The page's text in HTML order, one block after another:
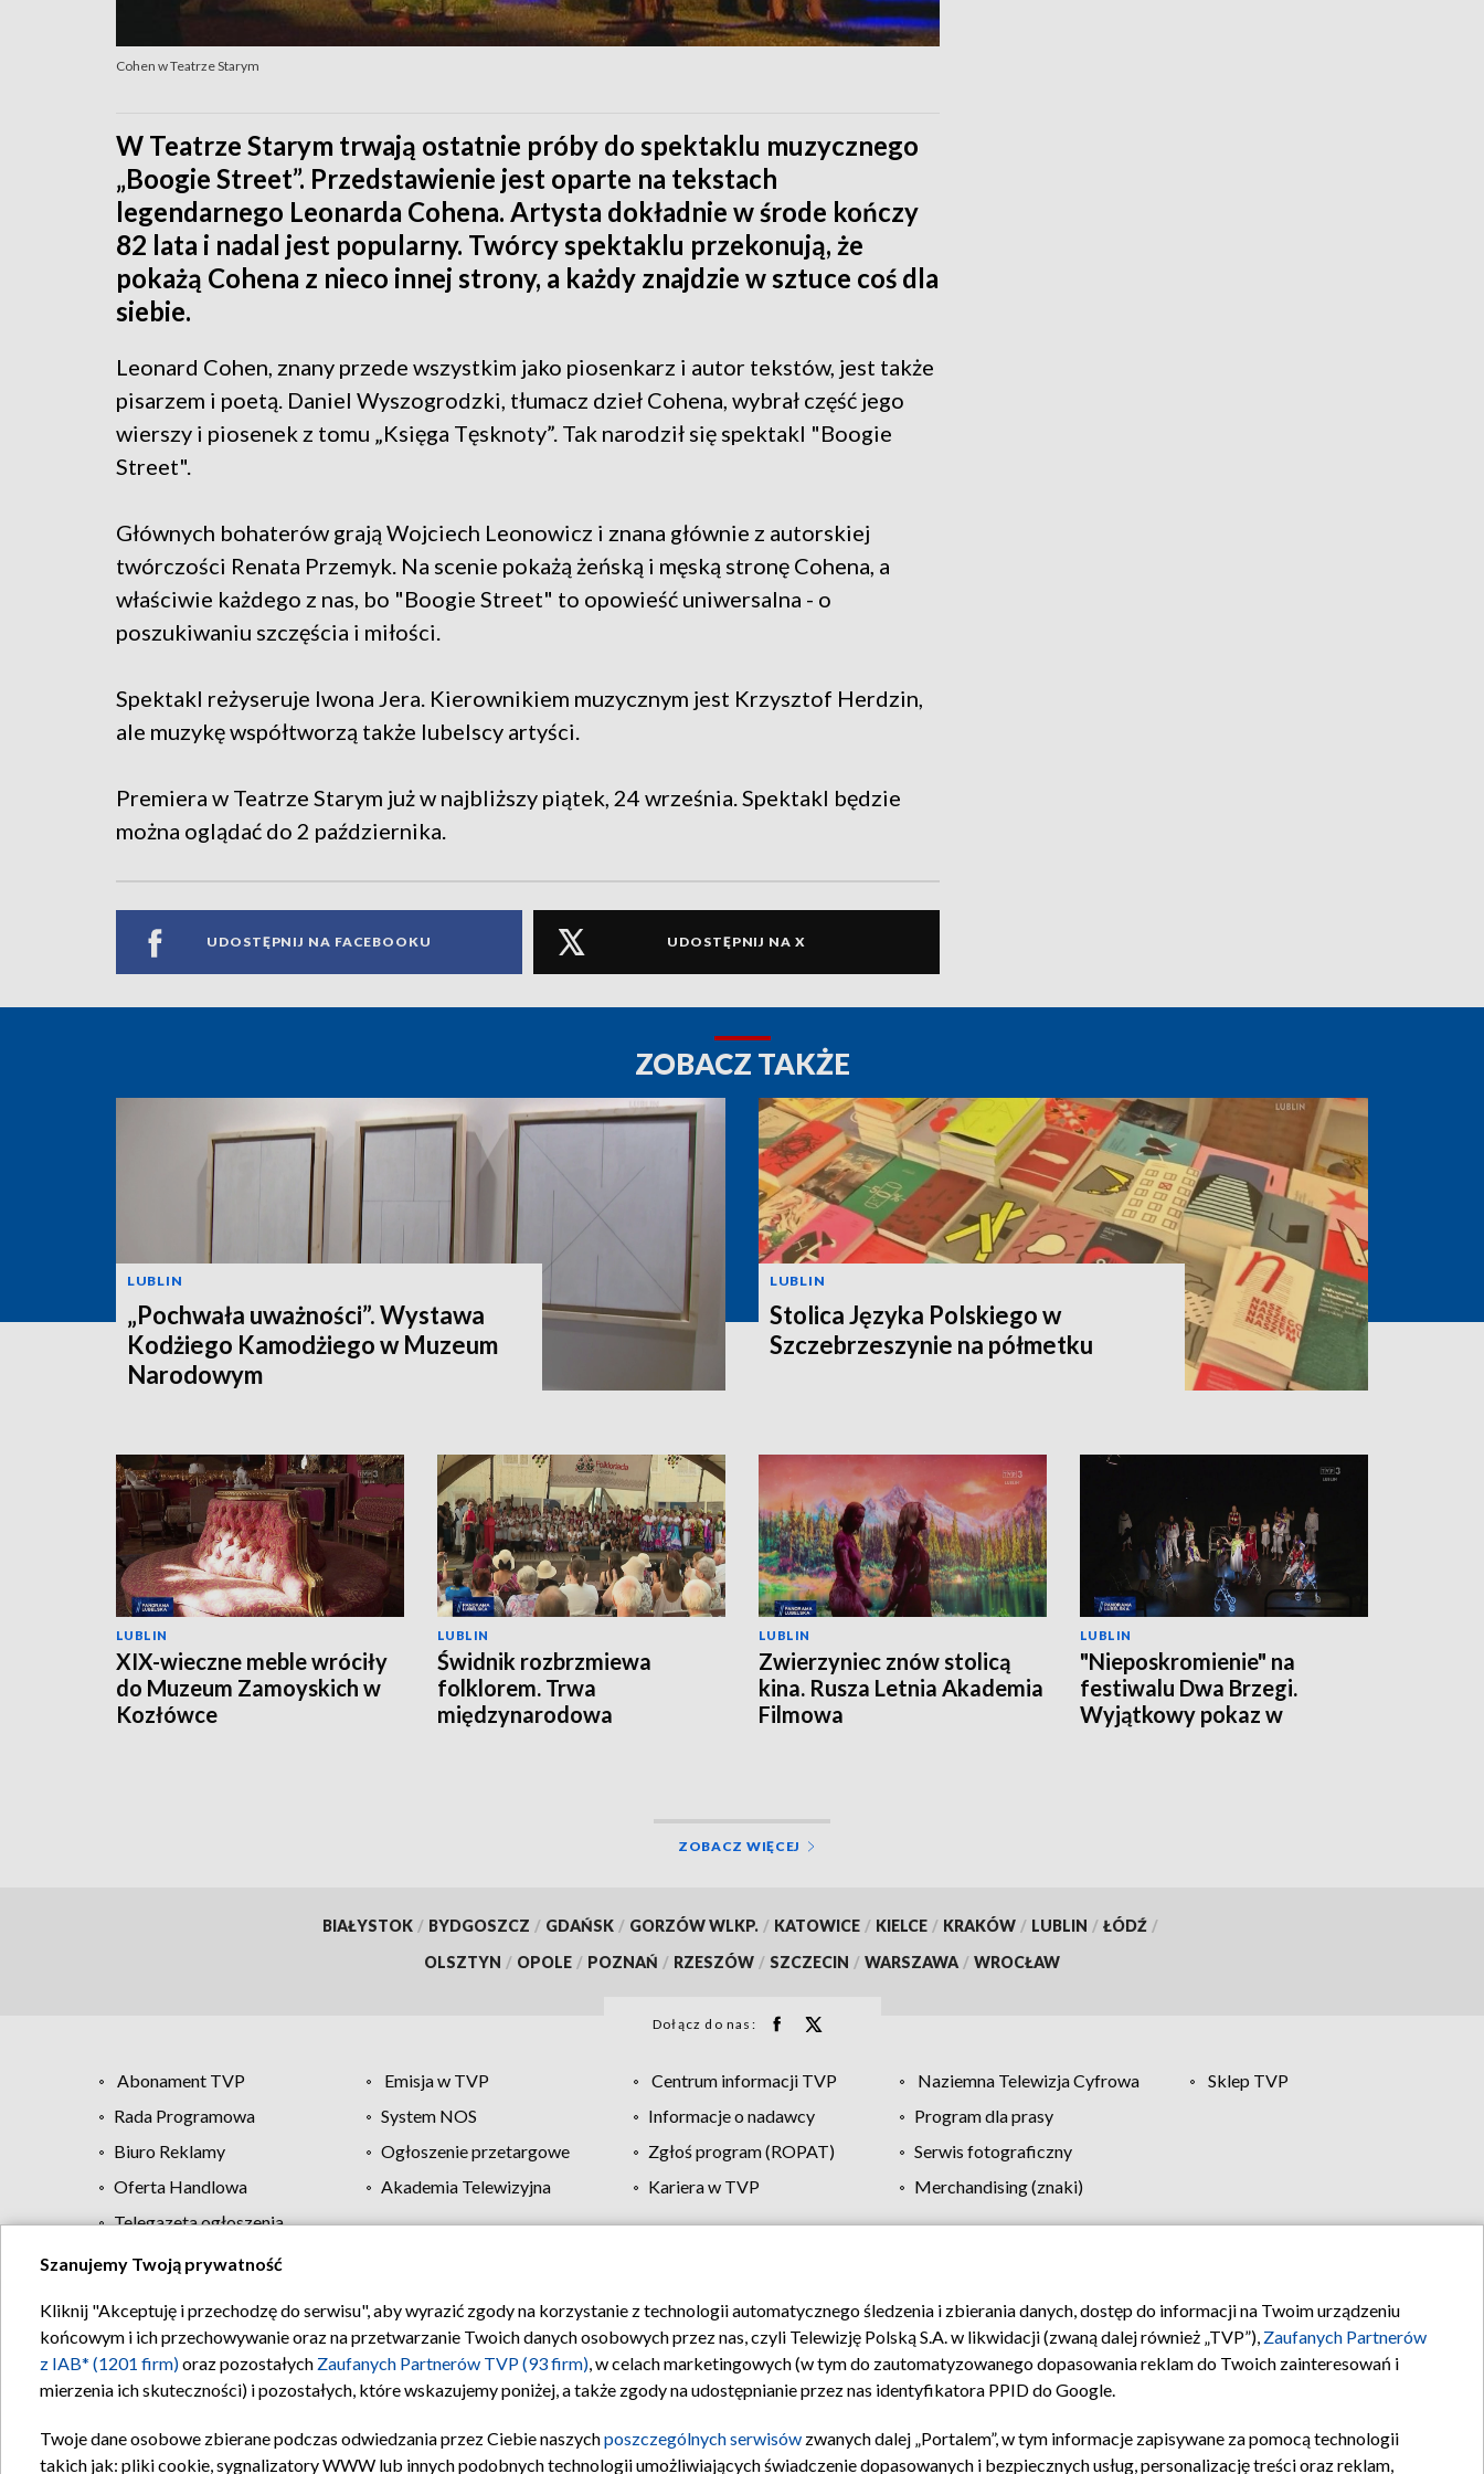
Cohen w Teatrze Starym
W Teatrze Starym trwają ostatnie próby do spektaklu muzycznego
„Boogie Street”. Przedstawienie jest oparte na tekstach
legendarnego Leonarda Cohena. Artysta dokładnie w środe kończy
82 lata i nadal jest popularny. Twórcy spektaklu przekonują, że
pokażą Cohena z nieco innej strony, a każdy znajdzie w sztuce coś dla
siebie.
Leonard Cohen, znany przede wszystkim jako piosenkarz i autor tekstów, jest także
pisarzem i poetą. Daniel Wyszogrodzki, tłumacz dzieł Cohena, wybrał część jego
wierszy i piosenek z tomu „Księga Tęsknoty”. Tak narodził się spektakl "Boogie
Street".
Głównych bohaterów grają Wojciech Leonowicz i znana głównie z autorskiej
twórczości Renata Przemyk. Na scenie pokażą żeńską i męską stronę Cohena, a
właściwie każdego z nas, bo "Boogie Street" to opowieść uniwersalna - o
poszukiwaniu szczęścia i miłości.
Spektakl reżyseruje Iwona Jera. Kierownikiem muzycznym jest Krzysztof Herdzin,
ale muzykę współtworzą także lubelscy artyści.
Premiera w Teatrze Starym już w najbliższy piątek, 24 września. Spektakl będzie
można oglądać do 2 października.
UDOSTĘPNIJ NA FACEBOOKU UDOSTĘPNIJ NA X
ZOBACZ TAKŻE
LUBLIN
„Pochwała uważności”. Wystawa
Kodżiego Kamodżiego w Muzeum
Narodowym
LUBLIN
Stolica Języka Polskiego w
Szczebrzeszynie na półmetku
LUBLIN
XIX-wieczne meble wróciły
do Muzeum Zamoyskich w
Kozłówce
LUBLIN
Świdnik rozbrzmiewa
folklorem. Trwa
międzynarodowa
LUBLIN
Zwierzyniec znów stolicą
kina. Rusza Letnia Akademia
Filmowa
LUBLIN
"Nieposkromienie" na
festiwalu Dwa Brzegi.
Wyjątkowy pokaz w
ZOBACZ WIĘCEJ
BIAŁYSTOK / BYDGOSZCZ / GDAŃSK / GORZÓW WLKP. / KATOWICE / KIELCE / KRAKÓW / LUBLIN / ŁÓDŹ /
OLSZTYN / OPOLE / POZNAŃ / RZESZÓW / SZCZECIN / WARSZAWA / WROCŁAW
Dołącz do nas:
Abonament TVP Emisja w TVP Centrum informacji TVP Naziemna Telewizja Cyfrowa
Sklep TVP
Rada Programowa
System NOS Informacje o nadawcy
Program dla prasy
Biuro Reklamy
Ogłoszenie przetargowe Zgłoś program (ROPAT)
Serwis fotograficzny
Oferta Handlowa
Akademia Telewizyjna Kariera w TVP
Merchandising (znaki)
Telegazeta ogłoszenia
Regulamin TVP Polityka prywatności Moje zgody Pomoc Biuro reklamy Kontakt
Szanujemy Twoją prywatność
Kliknij "Akceptuję i przechodzę do serwisu", aby wyrazić zgody na korzystanie z technologii automatycznego śledzenia i zbierania danych, dostęp do informacji na Twoim urządzeniu
końcowym i ich przechowywanie oraz na przetwarzanie Twoich danych osobowych przez nas, czyli Telewizję Polską S.A. w likwidacji (zwaną dalej również „TVP”), Zaufanych Partnerów
z IAB* (1201 firm)oraz pozostałych Zaufanych Partnerów TVP (93 firm), w celach marketingowych (w tym do zautomatyzowanego dopasowania reklam do Twoich zainteresowań i
mierzenia ich skuteczności) i pozostałych, które wskazujemy poniżej, a także zgody na udostępnianie przez nas identyfikatora PPID do Google.
Twoje dane osobowe zbierane podczas odwiedzania przez Ciebie naszychposzczególnych serwisów zwanych dalej „Portalem”, w tym informacje zapisywane za pomocą technologii
takich jak: pliki cookie, sygnalizatory WWW lub innych podobnych technologii umożliwiających świadczenie dopasowanych i bezpiecznych usług, personalizację treści oraz reklam,